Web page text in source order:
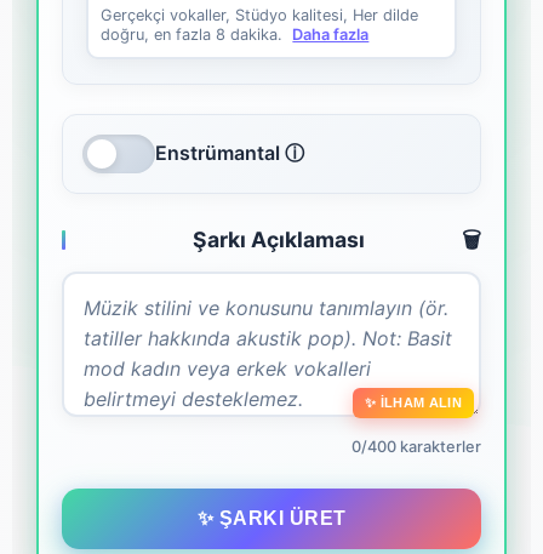
Gerçekçi vokaller, Stüdyo kalitesi, Her dilde
doğru, en fazla 8 dakika.
Daha fazla
Enstrümantal ⓘ
Şarkı Açıklaması 🗑️
✨ İLHAM ALIN
0/400 karakterler
✨ ŞARKI ÜRET